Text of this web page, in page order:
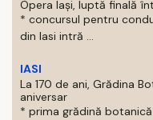
Opera Iași, luptă finală
* concursul pentru
din Iasi intră ...
IASI
La 170 de ani, Grădina
aniversar
* prima grădină